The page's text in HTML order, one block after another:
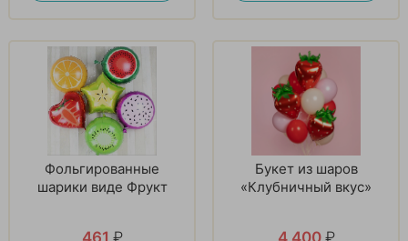
Фольгированные
шарики виде Фрукт
461 ₽
Букет из шаров
«Клубничный вкус»
4 400 ₽